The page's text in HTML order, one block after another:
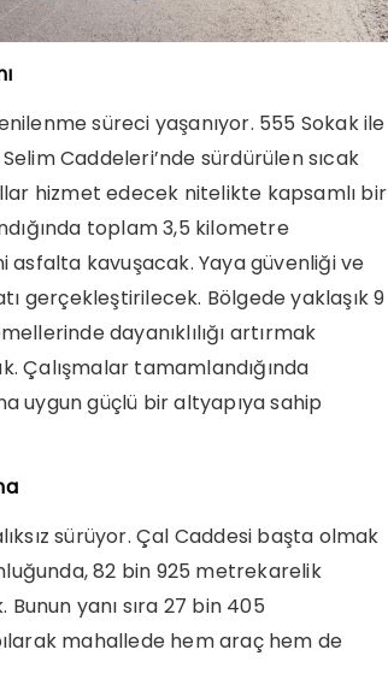
süreci yaşanıyor. 555 Sokak ile
Caddeleri’nde sürdürülen sıcak
hizmet edecek nitelikte kapsamlı bir
toplam 3,5 kilometre
asfalta kavuşacak. Yaya güvenliği ve
gerçekleştirilecek. Bölgede yaklaşık 9
dayanıklılığı artırmak
Çalışmalar tamamlandığında
uygun güçlü bir altyapıya sahip
sürüyor. Çal Caddesi başta olmak
82 bin 925 metrekarelik
yanı sıra 27 bin 405
mahallede hem araç hem de